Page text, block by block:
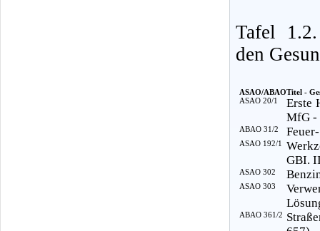
Tafel
den
ASAO/ABAOTitel -
ASAO 20/1
Erste
MfG -
ABAO 31/2
ASAO 192/1
GBI.
ASAO 302
ASAO 303
ABAO 361/2